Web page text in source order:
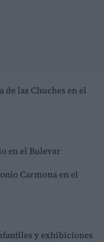
de las Chuches en el
en el Bulevar
Carmona en el
y exhibiciones